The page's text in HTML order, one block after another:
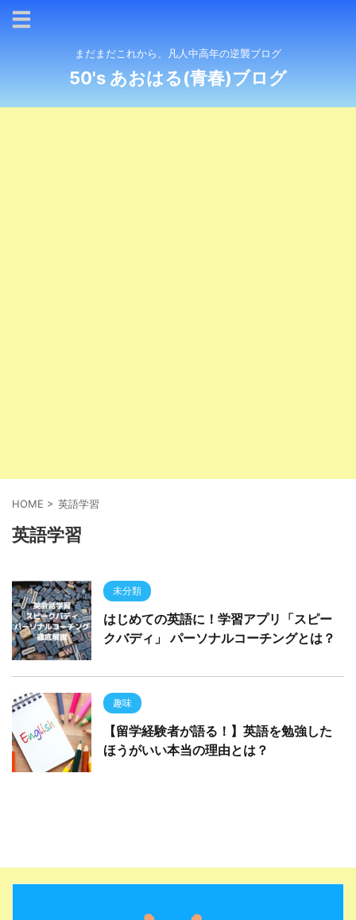
まだまだこれから、凡人中高年の逆襲ブログ
50's あおはる(青春)ブログ
HOME > 英語学習
英語学習
未分類
はじめての英語に！学習アプリ「スピー
クバディ」 パーソナルコーチングとは？
趣味
【留学経験者が語る！】英語を勉強した
ほうがいい本当の理由とは？